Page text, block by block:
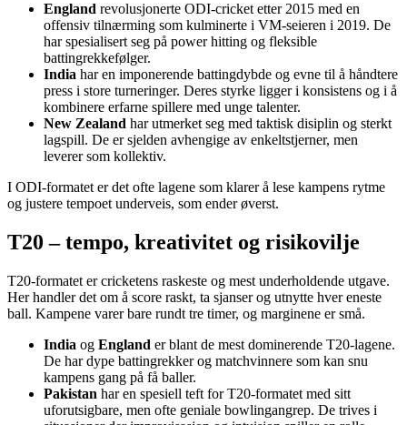
England revolusjonerte ODI-cricket etter 2015 med en
offensiv tilnærming som kulminerte i VM-seieren i 2019. De
har spesialisert seg på power hitting og fleksible
battingrekkefølger.
India har en imponerende battingdybde og evne til å håndtere
press i store turneringer. Deres styrke ligger i konsistens og i å
kombinere erfarne spillere med unge talenter.
New Zealand har utmerket seg med taktisk disiplin og sterkt
lagspill. De er sjelden avhengige av enkeltstjerner, men
leverer som kollektiv.
I ODI-formatet er det ofte lagene som klarer å lese kampens rytme
og justere tempoet underveis, som ender øverst.
T20 – tempo, kreativitet og risikovilje
T20-formatet er cricketens raskeste og mest underholdende utgave.
Her handler det om å score raskt, ta sjanser og utnytte hver eneste
ball. Kampene varer bare rundt tre timer, og marginene er små.
India og England er blant de mest dominerende T20-lagene.
De har dype battingrekker og matchvinnere som kan snu
kampens gang på få baller.
Pakistan har en spesiell teft for T20-formatet med sitt
uforutsigbare, men ofte geniale bowlingangrep. De trives i